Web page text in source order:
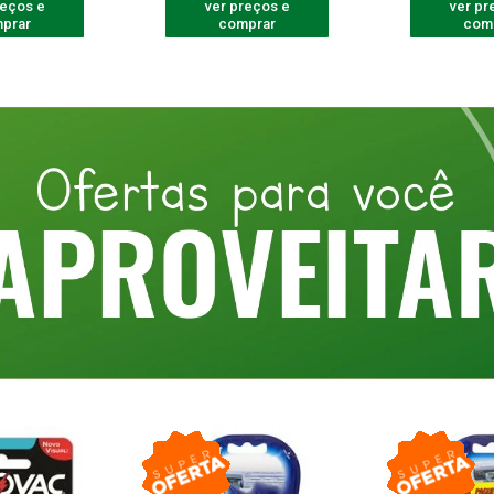
e
ver preços e
comprar
ver